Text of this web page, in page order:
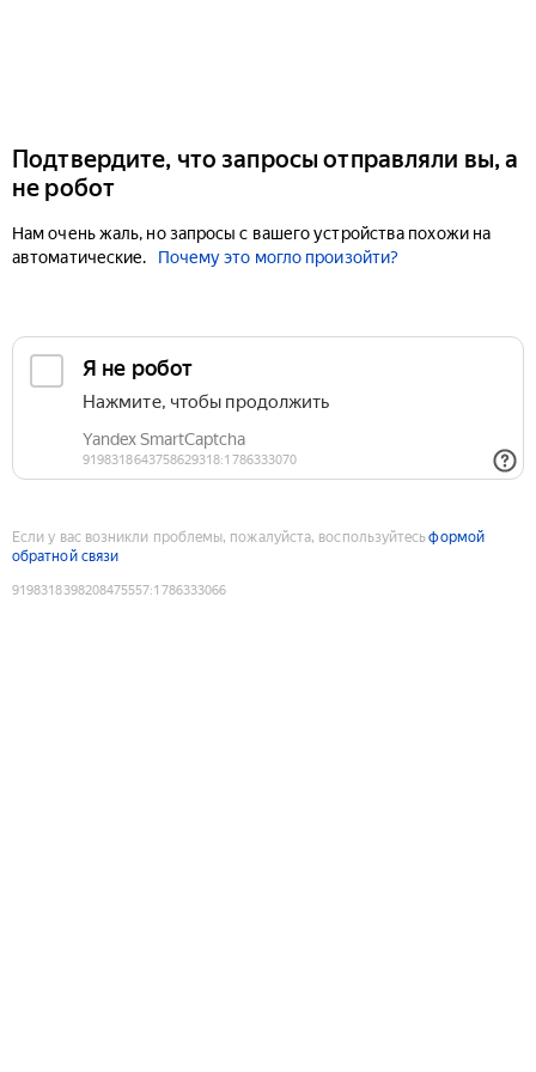
Подтвердите, что запросы отправляли вы, а
не робот
Нам очень жаль, но запросы с вашего устройства похожи на
автоматические.
Почему это могло произойти?
Если у вас возникли проблемы, пожалуйста, воспользуйтесьформой
обратной связи
9198318398208475557:1786333066